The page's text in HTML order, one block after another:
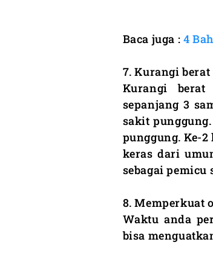
Baca juga : 4
7. Kurangi
Kurangi
sepanjang 3
sakit
punggung. Ke-
keras dari
sebagai pemicu
8. Memperkuat
Waktu anda
bisa